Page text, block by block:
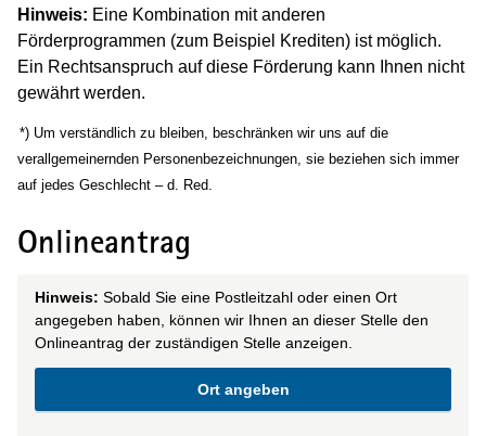
Hinweis: Eine Kombination mit anderen
Förderprogrammen (zum Beispiel Krediten) ist möglich.
Ein Rechtsanspruch auf diese Förderung kann Ihnen nicht
gewährt werden.
(Wird in einem neuen Fenster geöffnet)
*) Um verständlich zu bleiben, beschränken wir uns auf die
verallgemeinernden Personenbezeichnungen, sie beziehen sich immer
auf jedes Geschlecht – d. Red.
Onlineantrag
Hinweis: Sobald Sie eine Postleitzahl oder einen Ort
angegeben haben, können wir Ihnen an dieser Stelle den
Onlineantrag der zuständigen Stelle anzeigen.
Ort angeben